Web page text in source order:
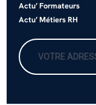
Actu’ Formateurs
Actu’ Métiers RH